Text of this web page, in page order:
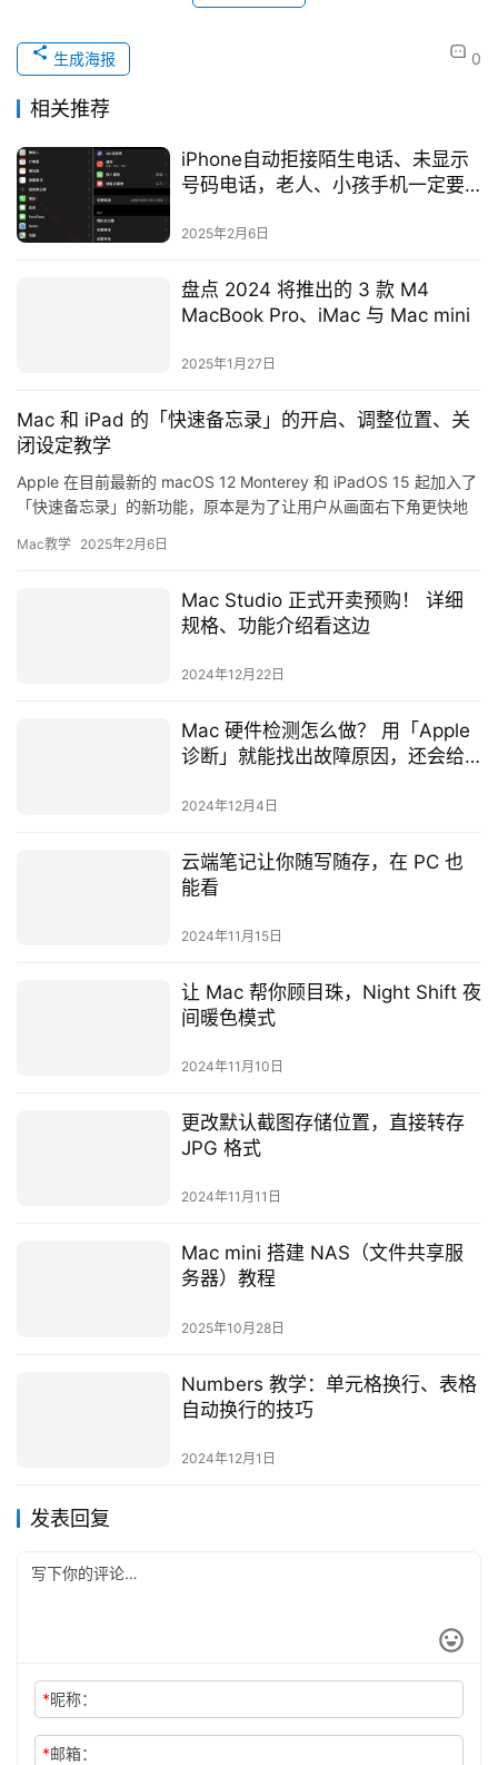
0
生成海报
相关推荐
iPhone自动拒接陌生电话、未显示
号码电话，老人、小孩手机一定要
2025年2月6日
盘点 2024 将推出的 3 款 M4
MacBook Pro、iMac 与 Mac mini
2025年1月27日
Mac 和 iPad 的「快速备忘录」的开启、调整位置、关
闭设定教学
Apple 在目前最新的 macOS 12 Monterey 和 iPadOS 15 起加入了
「快速备忘录」的新功能，原本是为了让用户从画面右下角更快地
Mac教学 2025年2月6日
Mac Studio 正式开卖预购！ 详细
规格、功能介绍看这边
2024年12月22日
Mac 硬件检测怎么做？ 用「Apple
诊断」就能找出故障原因，还会给
2024年12月4日
云端笔记让你随写随存，在 PC 也
能看
2024年11月15日
让 Mac 帮你顾目珠，Night Shift 夜
间暖色模式
2024年11月10日
更改默认截图存储位置，直接转存
JPG 格式
2024年11月11日
Mac mini 搭建 NAS（文件共享服
务器）教程
2025年10月28日
Numbers 教学：单元格换行、表格
自动换行的技巧
2024年12月1日
发表回复
*昵称：
*邮箱：